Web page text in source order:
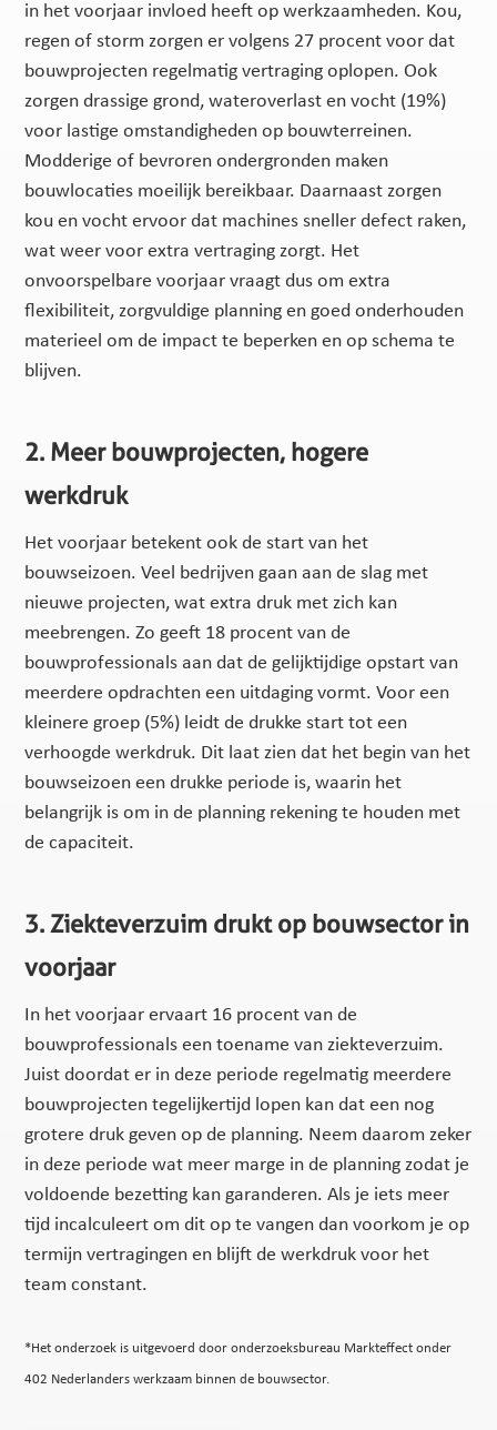
in het voorjaar invloed heeft op werkzaamheden. Kou,
regen of storm zorgen er volgens 27 procent voor dat
bouwprojecten regelmatig vertraging oplopen. Ook
zorgen drassige grond, wateroverlast en vocht (19%)
voor lastige omstandigheden op bouwterreinen.
Modderige of bevroren ondergronden maken
bouwlocaties moeilijk bereikbaar. Daarnaast zorgen
kou en vocht ervoor dat machines sneller defect raken,
wat weer voor extra vertraging zorgt. Het
onvoorspelbare voorjaar vraagt dus om extra
flexibiliteit, zorgvuldige planning en goed onderhouden
materieel om de impact te beperken en op schema te
blijven.
2. Meer bouwprojecten, hogere
werkdruk
Het voorjaar betekent ook de start van het
bouwseizoen. Veel bedrijven gaan aan de slag met
nieuwe projecten, wat extra druk met zich kan
meebrengen. Zo geeft 18 procent van de
bouwprofessionals aan dat de gelijktijdige opstart van
meerdere opdrachten een uitdaging vormt. Voor een
kleinere groep (5%) leidt de drukke start tot een
verhoogde werkdruk. Dit laat zien dat het begin van het
bouwseizoen een drukke periode is, waarin het
belangrijk is om in de planning rekening te houden met
de capaciteit.
3. Ziekteverzuim drukt op bouwsector in
voorjaar
In het voorjaar ervaart 16 procent van de
bouwprofessionals een toename van ziekteverzuim.
Juist doordat er in deze periode regelmatig meerdere
bouwprojecten tegelijkertijd lopen kan dat een nog
grotere druk geven op de planning. Neem daarom zeker
in deze periode wat meer marge in de planning zodat je
voldoende bezetting kan garanderen. Als je iets meer
tijd incalculeert om dit op te vangen dan voorkom je op
termijn vertragingen en blijft de werkdruk voor het
team constant.
*Het onderzoek is uitgevoerd door onderzoeksbureau Markteffect onder
402 Nederlanders werkzaam binnen de bouwsector.